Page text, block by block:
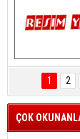
KARTAL
YAŞAM
KONSERİ
İZLEYİCİLERİ
1 2
ÇOK